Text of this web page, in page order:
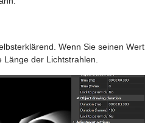
Wenn Sie seinen Wert
der Lichtstrahlen.